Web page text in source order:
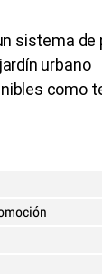
sistema
urbano
como